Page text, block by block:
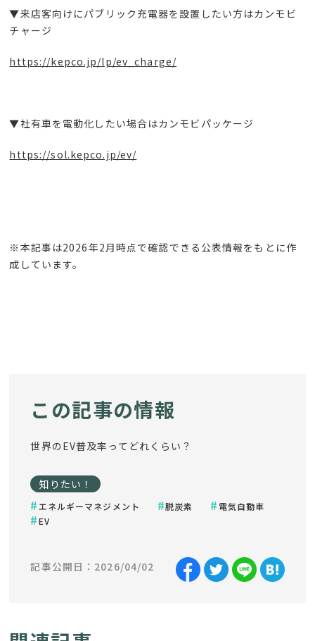
▼来店客向けにパブリック充電器を設置したい方はカンモビ
チャージ
https://kepco.jp/lp/ev_charge/
▼社有車を電動化したい場合はカンモビパッケージ
https://sol.kepco.jp/ev/
※本記事は2026年2月時点で確認できる公表情報をもとに作
成しています。
この記事の情報
世界のEV普及率ってどれくらい？
知りたい！
エネルギーマネジメント 脱炭素
電気自動車
EV
記事公開日：2026/04/02